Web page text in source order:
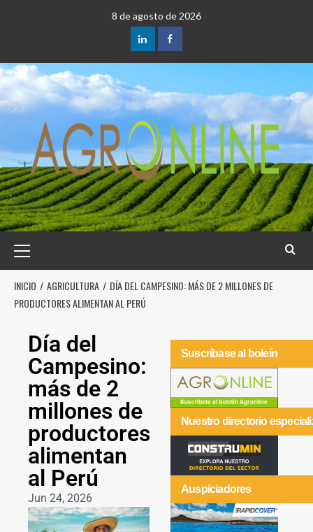
8 de agosto de 2026
INICIO AGRICULTURA
DÍA DEL CAMPESINO: MÁS DE 2 MILLONES DE
PRODUCTORES ALIMENTAN AL PERÚ
Día del
Campesino:
más de 2
millones de
productores
alimentan
al Perú
Jun 24, 2026
Suscríbase al boleín
Nuestro directorio
Auspiciadores